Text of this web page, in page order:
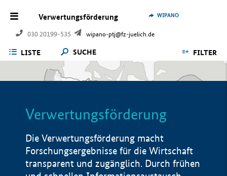
Verwertungsförderung
030 20199-535 wipano-ptj@fz-juelich.de
WIPANO
LISTE SUCHE FILTER
Verwertungsförderung
Die Verwertungsförderung macht
Forschungsergebnisse für die Wirtschaft
transparent und zugänglich. Durch frühen